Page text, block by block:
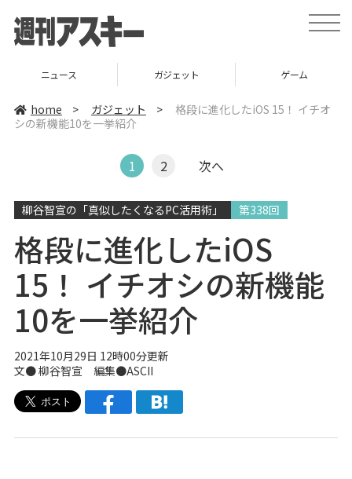
t
o
v
ニュース ガジェット ゲーム
home > ガジェット >
格段に進化したiOS 15！ イチオ
シの新機能10を一挙紹介
1 2 次へ
柳谷智宣の「真似したくなるPC活用術」 第338回
格段に進化したiOS
15！ イチオシの新機能
10を一挙紹介
2021年10月29日 12時00分更新
文● 柳谷智宣 編集●ASCII